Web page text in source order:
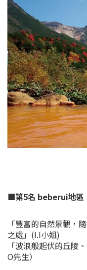
■第5名 beberui地區
「豐富的自然景觀，
之處」(I.I小姐)
「波浪般起伏的丘陵
O先生）